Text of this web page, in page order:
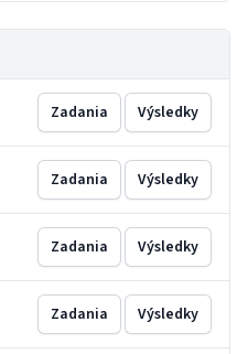
Zadania Výsledky
Zadania Výsledky
Zadania Výsledky
Zadania Výsledky